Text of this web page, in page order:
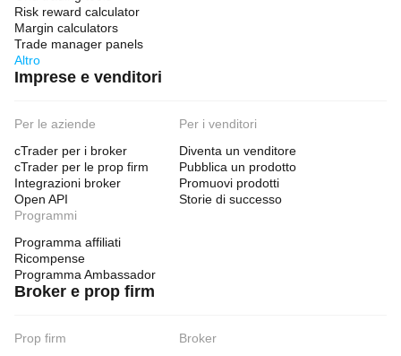
Risk reward calculator
Margin calculators
Trade manager panels
Altro
Imprese e venditori
Per le aziende
cTrader per i broker
cTrader per le prop firm
Integrazioni broker
Open API
Per i venditori
Diventa un venditore
Pubblica un prodotto
Promuovi prodotti
Storie di successo
Programmi
Programma affiliati
Ricompense
Programma Ambassador
Broker e prop firm
Prop firm
Broker